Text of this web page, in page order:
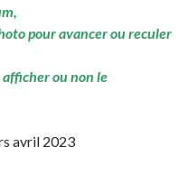
pour avancer ou reculer
afficher ou non le
avril 2023